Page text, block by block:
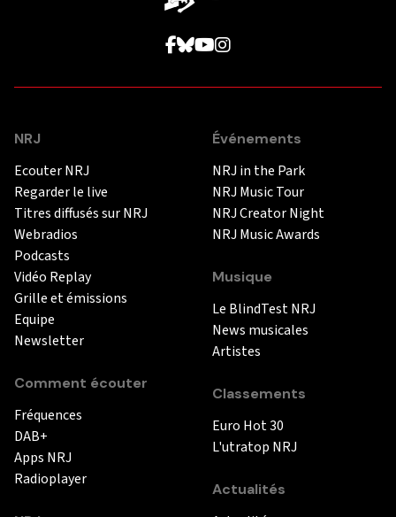
NRJ
Ecouter NRJ
Regarder le live
Titres diffusés sur NRJ
Webradios
Podcasts
Vidéo Replay
Grille et émissions
Equipe
Newsletter
Comment écouter
Fréquences
DAB+
Apps NRJ
Radioplayer
Événements
NRJ in the Park
NRJ Music Tour
NRJ Creator Night
NRJ Music Awards
Musique
Le BlindTest NRJ
News musicales
Artistes
Classements
Euro Hot 30
L'utratop NRJ
Actualités